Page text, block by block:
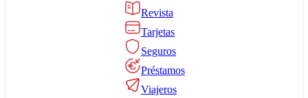
Revista
Tarjetas
Seguros
Préstamos
Viajeros